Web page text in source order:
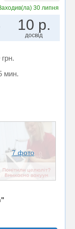
30 липня
10 р.
досвід
мин.
7 фото